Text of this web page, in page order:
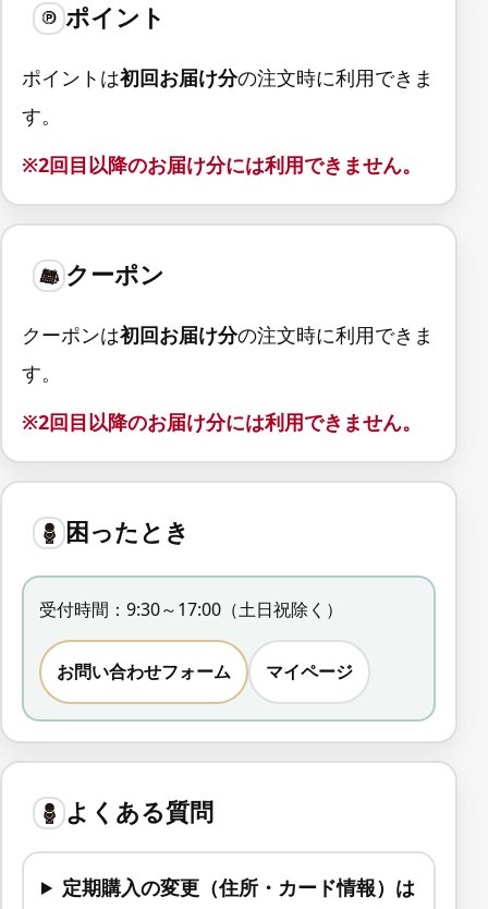
ポイント
ポイントは初回お届け分の注文時に利用できま
す。
※2回目以降のお届け分には利用できません。
クーポン
クーポンは初回お届け分の注文時に利用できま
す。
※2回目以降のお届け分には利用できません。
困ったとき
受付時間：9:30～17:00（土日祝除く）
お問い合わせフォーム マイページ
よくある質問
定期購入の変更（住所・カード情報）は